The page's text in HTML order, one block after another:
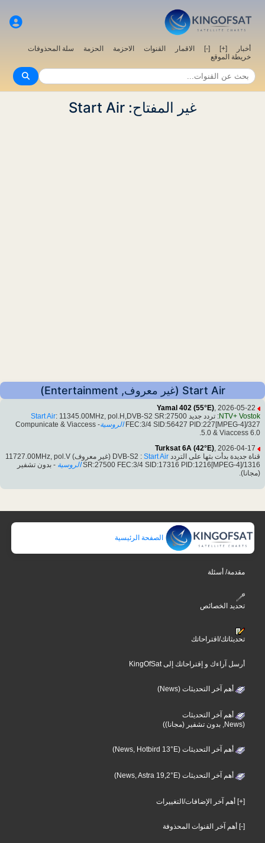
أخبار [+]
[-] الاقمار القنوات الاحزمة الحزمة
سلة المحذوفات
خريطة الموقع
غير المفتاح: Start Air
Start Air (غير معروف, Entertainment)
Yamal 402 (55°E), 2026-05-22
NTV+ Vostok: تردد جديد Start Air: 11345.00MHz, pol.H,DVB-S2 SR:27500
FEC:3/4 SID:56427 PID:227[MPEG-4]/327 الروسية - Compunicate & Viaccess
5.0 & Viaccess 6.0.
Turksat 6A (42°E), 2026-04-17
قناة جديدة بدأت بثها على التردد DVB-S2 : Start Air
(غير معروف) 11727.00MHz, pol.V
SR:27500 FEC:3/4 SID:17316 PID:1216[MPEG-4]/1316 الروسية - بدون تشفير
(مجانا).
الصفحة الرئيسية
مقدمة/ أسئلة
تحديد الخصائص
تحديثاتك/اقتراحاتك
أرسل آراءك و إقتراحاتك إلى KingOfSat
أهم آخر التحديثات (News)
أهم آخر التحديثات
(News, بدون تشفير (مجانا))
أهم آخر التحديثات (News, Hotbird 13°E)
أهم آخر التحديثات (News, Astra 19,2°E)
[+] أهم آخر الإضافات/التغييرات
[-] أهم آخر القنوات المحذوفة